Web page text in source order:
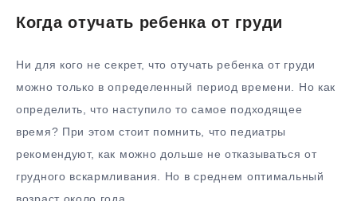
Когда отучать ребенка от груди
Ни для кого не секрет, что отучать ребенка от груди
можно только в определенный период времени. Но как
определить, что наступило то самое подходящее
время? При этом стоит помнить, что педиатры
рекомендуют, как можно дольше не отказываться от
грудного вскармливания. Но в среднем оптимальный